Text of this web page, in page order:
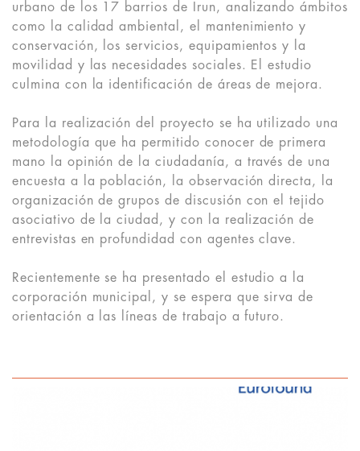
urbano de los 17 barrios de Irun, analizando ámbitos
como la calidad ambiental, el mantenimiento y
conservación, los servicios, equipamientos y la
movilidad y las necesidades sociales. El estudio
culmina con la identificación de áreas de mejora.
Para la realización del proyecto se ha utilizado una
metodología que ha permitido conocer de primera
mano la opinión de la ciudadanía, a través de una
encuesta a la población, la observación directa, la
organización de grupos de discusión con el tejido
asociativo de la ciudad, y con la realización de
entrevistas en profundidad con agentes clave.
Recientemente se ha presentado el estudio a la
corporación municipal, y se espera que sirva de
orientación a las líneas de trabajo a futuro.